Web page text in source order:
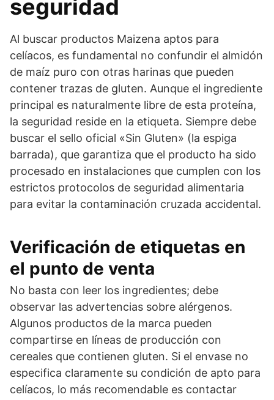
seguridad
Al buscar productos Maizena aptos para
celíacos, es fundamental no confundir el almidón
de maíz puro con otras harinas que pueden
contener trazas de gluten. Aunque el ingrediente
principal es naturalmente libre de esta proteína,
la seguridad reside en la etiqueta. Siempre debe
buscar el sello oficial «Sin Gluten» (la espiga
barrada), que garantiza que el producto ha sido
procesado en instalaciones que cumplen con los
estrictos protocolos de seguridad alimentaria
para evitar la contaminación cruzada accidental.
Verificación de etiquetas en
el punto de venta
No basta con leer los ingredientes; debe
observar las advertencias sobre alérgenos.
Algunos productos de la marca pueden
compartirse en líneas de producción con
cereales que contienen gluten. Si el envase no
especifica claramente su condición de apto para
celíacos, lo más recomendable es contactar